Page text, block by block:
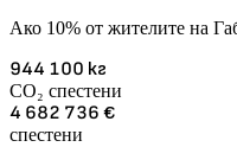
Ако 10% от жителите на
944 100 кг
CO₂ спестени
4 682 736 €
спестени